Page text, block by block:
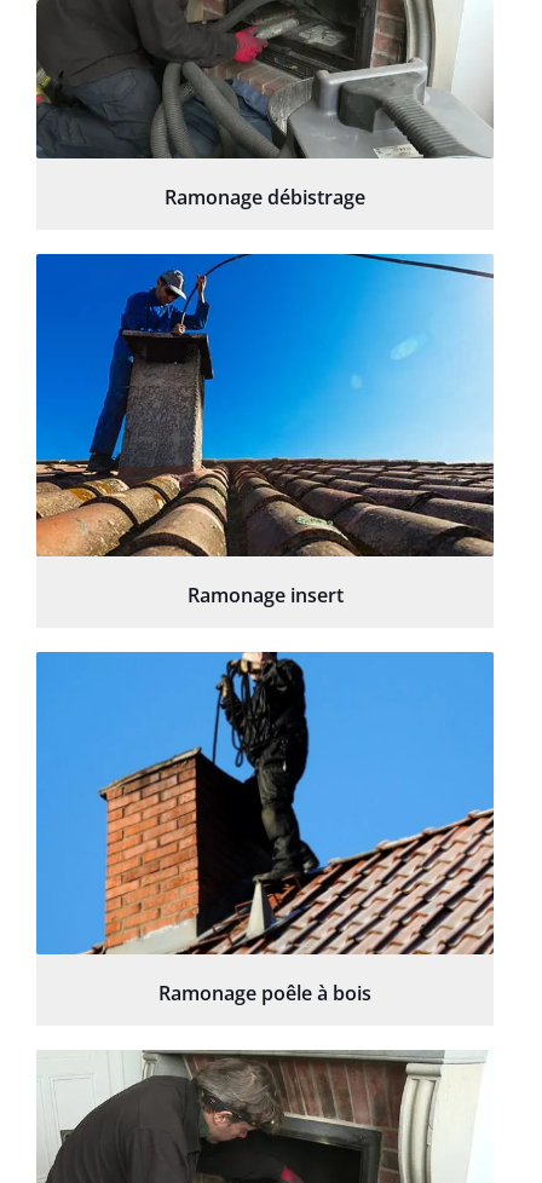
Ramonage débistrage
Ramonage insert
Ramonage poêle à bois